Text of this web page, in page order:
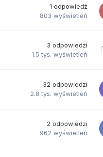
1 odpowiedź
803 wyświetleń
3 odpowiedzi
1.5 tys. wyświetleń
32 odpowiedzi
2.8 tys. wyświetleń
2 odpowiedzi
962 wyświetleń